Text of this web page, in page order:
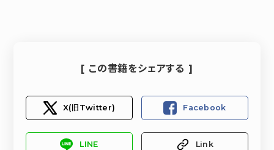
[ この書籍をシェアする ]
X(旧Twitter) Facebook
LINE Link